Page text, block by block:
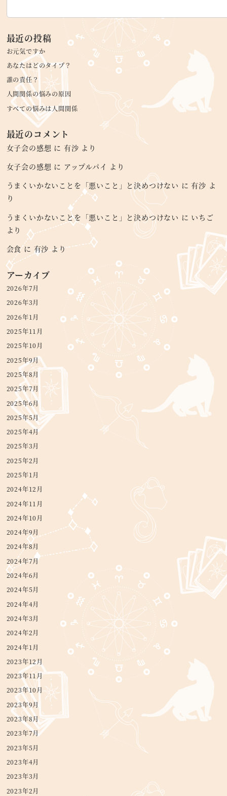
最近の投稿
お元気ですか
あなたはどのタイプ？
誰の責任？
人間関係の悩みの原因
すべての悩みは人間関係
最近のコメント
女子会の感想 に 有沙 より
女子会の感想 に アップルパイ より
うまくいかないことを「悪いこと」と決めつけない に有沙 よ
り
うまくいかないことを「悪いこと」と決めつけない に いちご
より
会食に 有沙より
アーカイブ
2026年7月
2026年3月
2026年1月
2025年11月
2025年10月
2025年9月
2025年8月
2025年7月
2025年6月
2025年5月
2025年4月
2025年3月
2025年2月
2025年1月
2024年12月
2024年11月
2024年10月
2024年9月
2024年8月
2024年7月
2024年6月
2024年5月
2024年4月
2024年3月
2024年2月
2024年1月
2023年12月
2023年11月
2023年10月
2023年9月
2023年8月
2023年7月
2023年5月
2023年4月
2023年3月
2023年2月